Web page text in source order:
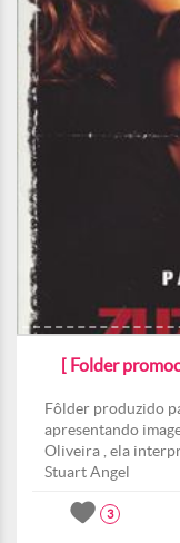
[ Folder
Fôlder produzido
apresentando
Oliveira , ela
Stuart Angel
3